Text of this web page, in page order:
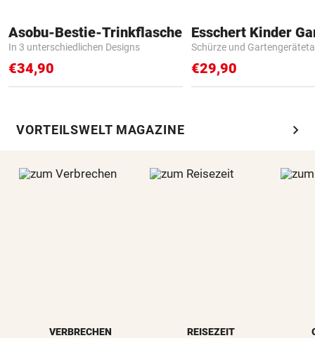
Asobu-Bestie-Trinkflasche
In 3 unterschiedlichen Designs
€34,90
Schürze und
€29,90
VORTEILSWELT MAGAZINE chevron_right
VERBRECHEN REISEZEIT